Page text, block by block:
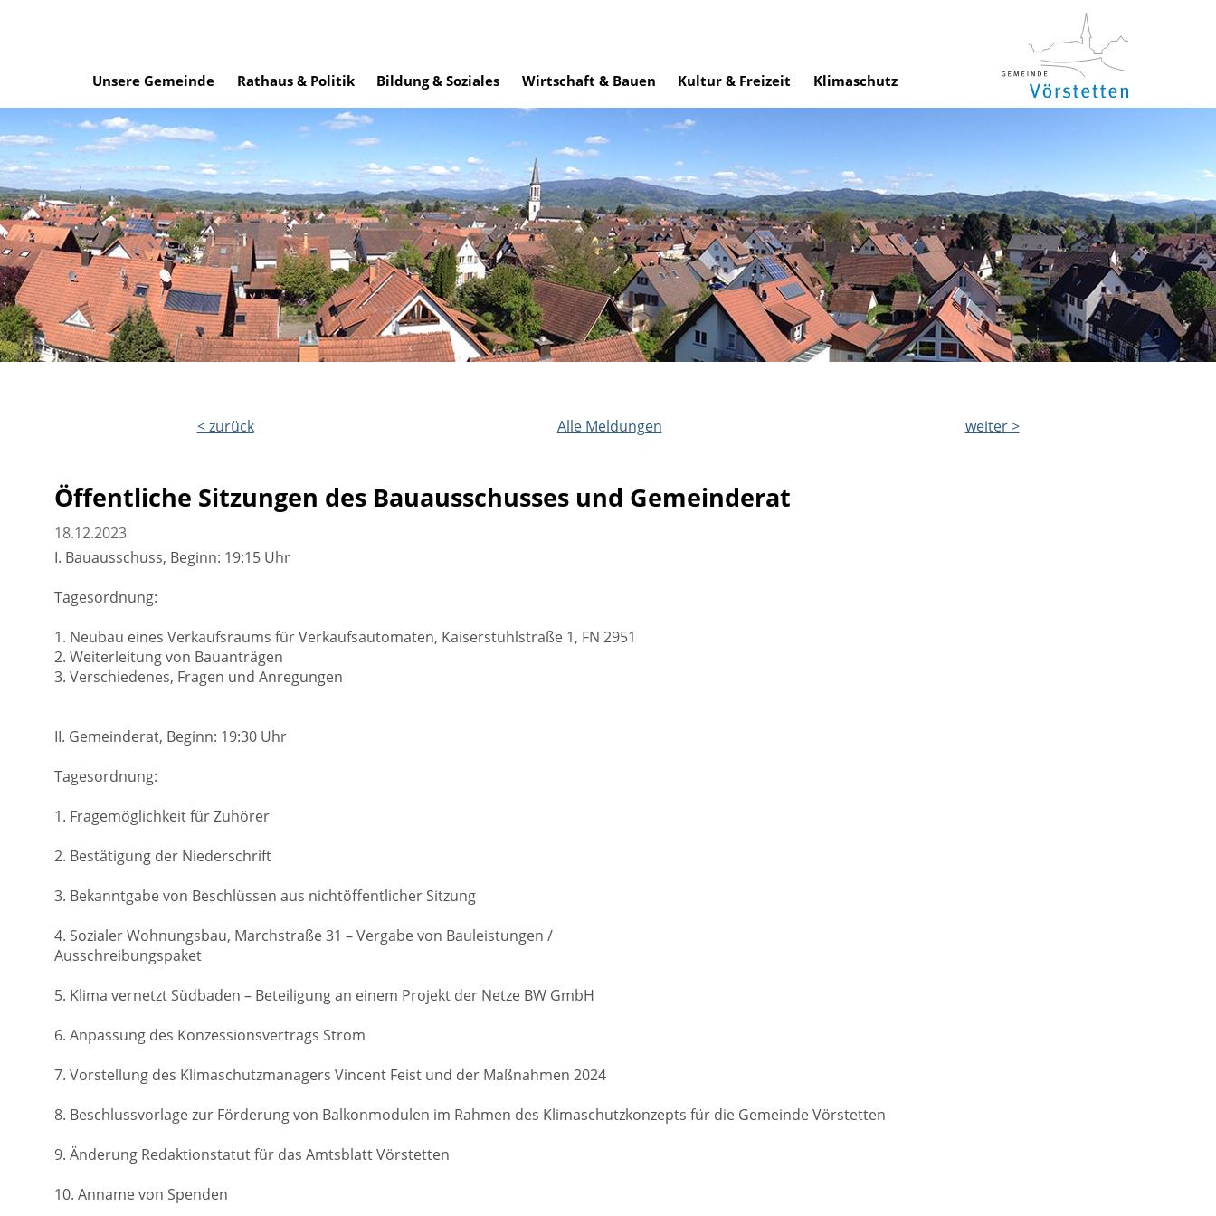
Unsere Gemeinde Rathaus & Politik Bildung & Soziales Wirtschaft & Bauen Kultur & Freizeit Klimaschutz
< zurück Alle Meldungen weiter >
Öffentliche Sitzungen des Bauausschusses und Gemeinderat
18.12.2023
I. Bauausschuss, Beginn: 19:15 Uhr
Tagesordnung:
1. Neubau eines Verkaufsraums für Verkaufsautomaten, Kaiserstuhlstraße 1, FN 2951
2. Weiterleitung von Bauanträgen
3. Verschiedenes, Fragen und Anregungen
II. Gemeinderat, Beginn: 19:30 Uhr
Tagesordnung:
1. Fragemöglichkeit für Zuhörer
2. Bestätigung der Niederschrift
3. Bekanntgabe von Beschlüssen aus nichtöffentlicher Sitzung
4. Sozialer Wohnungsbau, Marchstraße 31 – Vergabe von Bauleistungen /
Ausschreibungspaket
5. Klima vernetzt Südbaden – Beteiligung an einem Projekt der Netze BW GmbH
6. Anpassung des Konzessionsvertrags Strom
7. Vorstellung des Klimaschutzmanagers Vincent Feist und der Maßnahmen 2024
8. Beschlussvorlage zur Förderung von Balkonmodulen im Rahmen des Klimaschutzkonzepts für die Gemeinde Vörstetten
9. Änderung Redaktionstatut für das Amtsblatt Vörstetten
10. Anname von Spenden